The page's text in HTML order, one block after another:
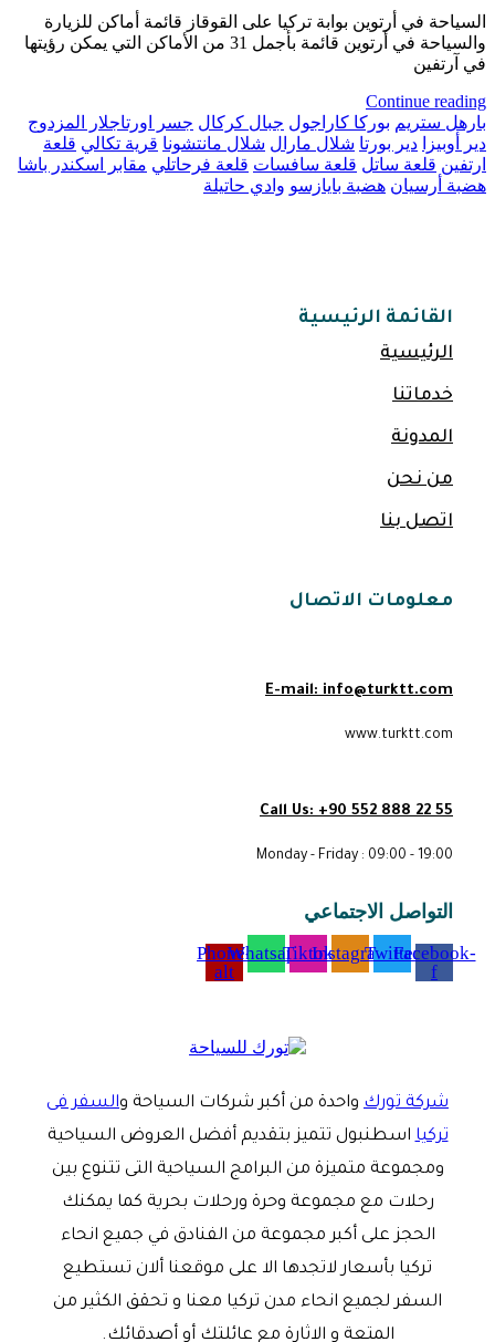
السياحة في أرتوين بوابة تركيا على القوقاز قائمة أماكن للزيارة
والسياحة في أرتوين قائمة بأجمل 31 من الأماكن التي يمكن رؤيتها
في آرتفين
Continue reading
بارهل ستريم بوركا كاراجول جبال كركال جسر اورتاجلار المزدوج
دير أوبيزا
دير بورتا شلال مارال شلال مانتشونا قرية تكالي قلعة
ارتفين قلعة ساتل قلعة سافسات قلعة فرحاتلي مقابر اسكندر باشا
هضبة أرسيان هضبة بايازسو وادي حاتيلة
القائمة الرئيسية
الرئيسية
خدماتنا
المدونة
من نحن
اتصل بنا
معلومات الاتصال
E-mail: info@turktt.com
www.turktt.com
Call Us: +90 552 888 22 55
Monday - Friday : 09:00 - 19:00
التواصل الاجتماعي
Facebook-
f
Twitter
Instagram
Tiktok
Whatsapp
Phone-
alt
شركة تورك واحدة من أكبر شركات السياحة والسفر فى
تركيااسطنبول تتميز بتقديم أفضل العروض السياحية
ومجموعة متميزة من البرامج السياحية التى تتنوع بين
رحلات مع مجموعة وحرة ورحلات بحرية كما يمكنك
الحجز على أكبر مجموعة من الفنادق في جميع انحاء
تركيا بأسعار لاتجدها الا على موقعنا ألان تستطيع
السفر لجميع انحاء مدن تركيا معنا و تحقق الكثير من
المتعة و الاثارة مع عائلتك أو أصدقائك.